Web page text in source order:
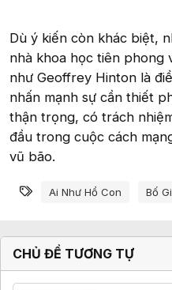
Dù ý kiến còn khác biệt,
nhà khoa học tiên phong
như Geoffrey Hinton là
nhấn mạnh sự cần thiết
thận trọng, có trách
đầu trong cuộc cách
vũ bão.
Từ khóa
Ai Như Hổ Con Bố
CHỦ ĐỀ TƯƠNG TỰ